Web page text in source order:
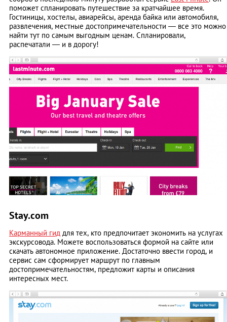
поможет спланировать путешествие за кратчайшее время.
Гостиницы, хостелы, авиарейсы, аренда байка или автомобиля,
развлечения, местные достопримечательности — все это можно
найти тут по самым выгодным ценам. Спланировали,
распечатали — и в дорогу!
Stay.com
Карманный гид для тех, кто предпочитает экономить на услугах
экскурсовода. Можете воспользоваться формой на сайте или
скачать автономное приложение. Достаточно ввести город, и
сервис сам сформирует маршрут по главным
достопримечательностям, предложит карты и описания
интересных мест.